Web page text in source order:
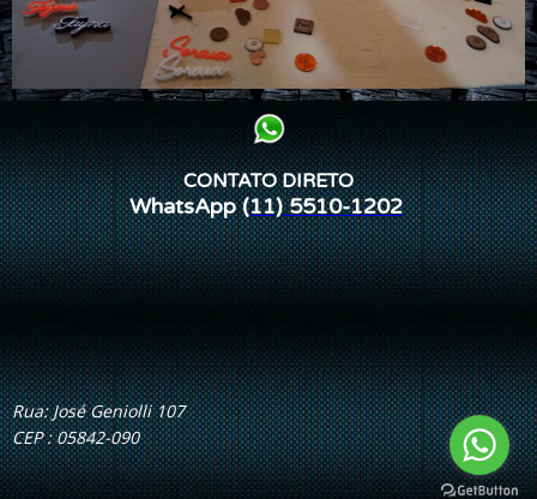
CONTATO DIRETO
WhatsApp(11) 5510-1202
Rua: José Geniolli 107
CEP : 05842-090